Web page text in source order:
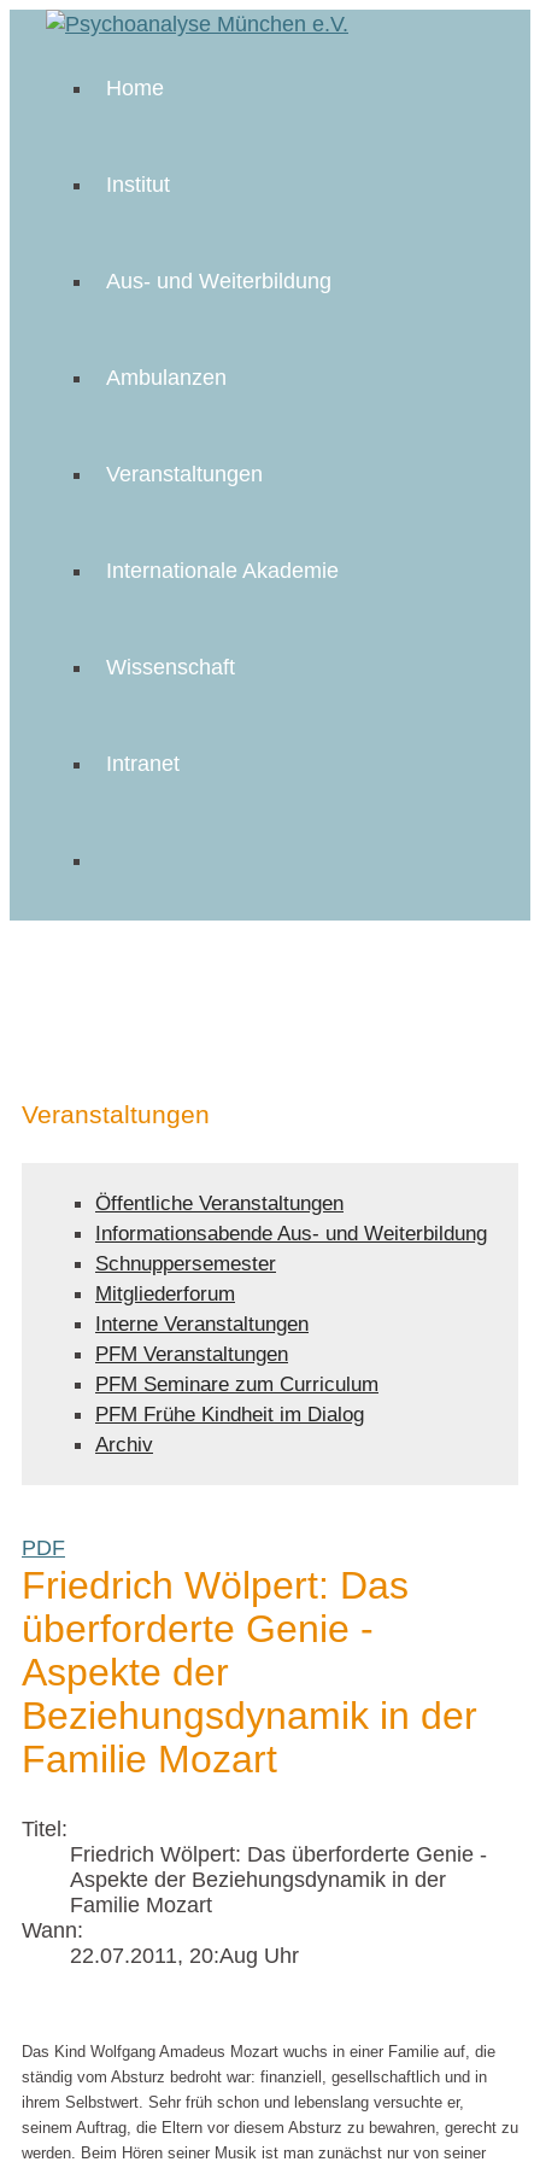
Home
Institut
Aus- und Weiterbildung
Ambulanzen
Veranstaltungen
Internationale Akademie
Wissenschaft
Intranet
Veranstaltungen
Öffentliche Veranstaltungen
Informationsabende Aus- und Weiterbildung
Schnuppersemester
Mitgliederforum
Interne Veranstaltungen
PFM Veranstaltungen
PFM Seminare zum Curriculum
PFM Frühe Kindheit im Dialog
Archiv
PDF
Friedrich Wölpert: Das
überforderte Genie -
Aspekte der
Beziehungsdynamik in der
Familie Mozart
Titel:
Friedrich Wölpert: Das überforderte Genie -
Aspekte der Beziehungsdynamik in der
Familie Mozart
Wann:
22.07.2011, 20:Aug Uhr
Das Kind Wolfgang Amadeus Mozart wuchs in einer Familie auf, die
ständig vom Absturz bedroht war: finanziell, gesellschaftlich und in
ihrem Selbstwert. Sehr früh schon und lebenslang versuchte er,
seinem Auftrag, die Eltern vor diesem Absturz zu bewahren, gerecht zu
werden. Beim Hören seiner Musik ist man zunächst nur von seiner